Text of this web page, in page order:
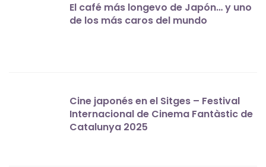
El café más longevo de Japón… y uno
de los más caros del mundo
Cine japonés en el Sitges – Festival
Internacional de Cinema Fantàstic de
Catalunya 2025